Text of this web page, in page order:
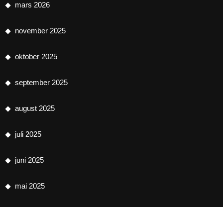
mars 2026
november 2025
oktober 2025
september 2025
august 2025
juli 2025
juni 2025
mai 2025